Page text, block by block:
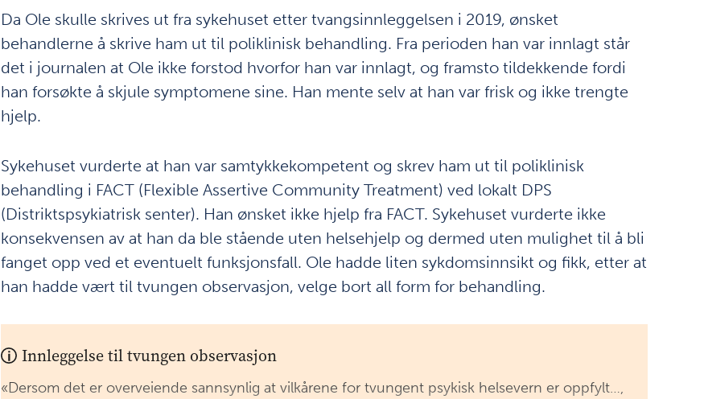
Da Ole skulle skrives ut fra sykehuset etter tvangsinnleggelsen i 2019, ønsket
behandlerne å skrive ham ut til poliklinisk behandling. Fra perioden han var innlagt står
det i journalen at Ole ikke forstod hvorfor han var innlagt, og framsto tildekkende fordi
han forsøkte å skjule symptomene sine. Han mente selv at han var frisk og ikke trengte
hjelp.
Sykehuset vurderte at han var samtykkekompetent og skrev ham ut til poliklinisk
behandling i FACT (Flexible Assertive Community Treatment) ved lokalt DPS
(Distriktspsykiatrisk senter). Han ønsket ikke hjelp fra FACT. Sykehuset vurderte ikke
konsekvensen av at han da ble stående uten helsehjelp og dermed uten mulighet til å bli
fanget opp ved et eventuelt funksjonsfall. Ole hadde liten sykdomsinnsikt og fikk, etter at
han hadde vært til tvungen observasjon, velge bort all form for behandling.
Innleggelse til tvungen observasjon
«Dersom det er overveiende sannsynlig at vilkårene for tvungent psykisk helsevern er oppfylt…,